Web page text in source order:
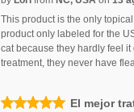
This product is the only
product only labeled for the
cat because they hardly feel
treatment, they never have
El mejor